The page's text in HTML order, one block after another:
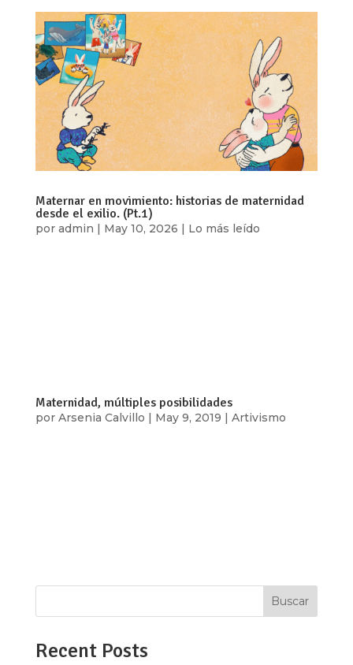
Maternar en movimiento: historias de maternidad
desde el exilio. (Pt.1)
por admin | May 10, 2026 | Lo más leído
Maternidad, múltiples posibilidades
por Arsenia Calvillo | May 9, 2019 | Artivismo
Buscar
Recent Posts